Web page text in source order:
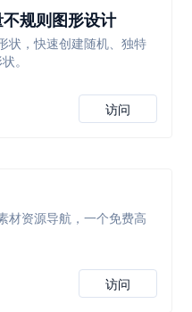
规则图形设计
状，快速创建随机、独特
。
访问
材资源导航，一个免费高
访问